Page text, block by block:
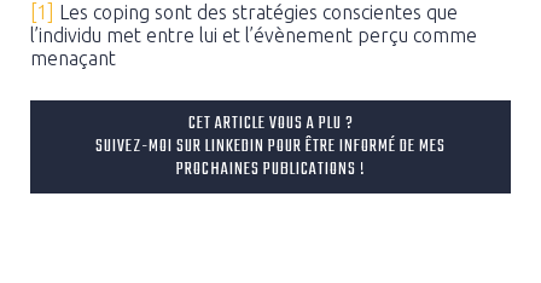
[1]
Les coping sont des stratégies conscientes que
l’individu met entre lui et l’évènement perçu comme
menaçant
CET ARTICLE VOUS A PLU ?
SUIVEZ-MOI SUR LINKEDIN POUR ÊTRE INFORMÉ DE MES
PROCHAINES PUBLICATIONS !